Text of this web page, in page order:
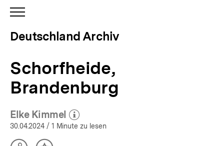
Archiv
INHALTSNAVIGATION
Deutschland Archiv
Schorfheide,
Brandenburg
Elke Kimmel
(Mehr zum Autor)
öffnen
30.04.2024 / 1 Minute zu lesen